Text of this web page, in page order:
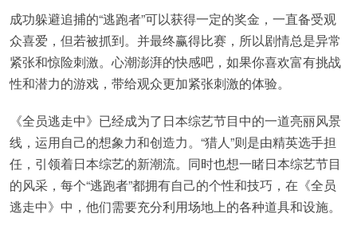
成功躲避追捕的“逃跑者”可以获得一定的奖金，一直备受观
众喜爱，但若被抓到。并最终赢得比赛，所以剧情总是异常
紧张和惊险刺激。心潮澎湃的快感吧，如果你喜欢富有挑战
性和潜力的游戏，带给观众更加紧张刺激的体验。
《全员逃走中》已经成为了日本综艺节目中的一道亮丽风景
线，运用自己的想象力和创造力。“猎人”则是由精英选手担
任，引领着日本综艺的新潮流。同时也想一睹日本综艺节目
的风采，每个“逃跑者”都拥有自己的个性和技巧，在《全员
逃走中》中，他们需要充分利用场地上的各种道具和设施。